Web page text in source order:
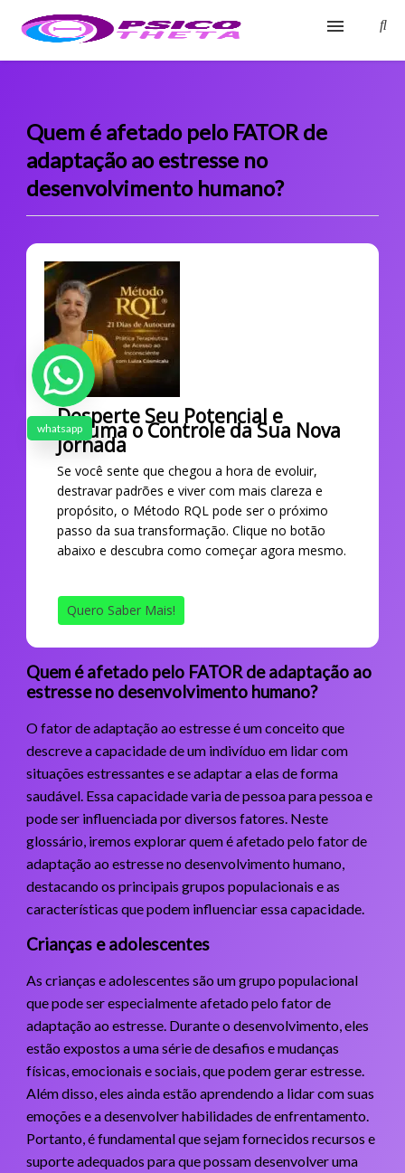
Blog
Glossário
Fale Conosco
Quem é afetado pelo FATOR de
adaptação ao estresse no
desenvolvimento humano?
Desperte Seu Potencial e
Assuma o Controle da Sua Nova
Jornada
Se você sente que chegou a hora de evoluir,
destravar padrões e viver com mais clareza e
propósito, o Método RQL pode ser o próximo
passo da sua transformação. Clique no botão
abaixo e descubra como começar agora mesmo.
Quero Saber Mais!
Quem é afetado pelo FATOR de adaptação ao
estresse no desenvolvimento humano?
O fator de adaptação ao estresse é um conceito que
descreve a capacidade de um indivíduo em lidar com
situações estressantes e se adaptar a elas de forma
saudável. Essa capacidade varia de pessoa para pessoa e
pode ser influenciada por diversos fatores. Neste
glossário, iremos explorar quem é afetado pelo fator de
adaptação ao estresse no desenvolvimento humano,
destacando os principais grupos populacionais e as
características que podem influenciar essa capacidade.
Crianças e adolescentes
As crianças e adolescentes são um grupo populacional
que pode ser especialmente afetado pelo fator de
adaptação ao estresse. Durante o desenvolvimento, eles
estão expostos a uma série de desafios e mudanças
físicas, emocionais e sociais, que podem gerar estresse.
Além disso, eles ainda estão aprendendo a lidar com suas
emoções e a desenvolver habilidades de enfrentamento.
Portanto, é fundamental que sejam fornecidos recursos e
suporte adequados para que possam desenvolver uma
whatsapp